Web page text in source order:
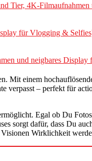
Tier, 4K-
für Vlogging &
und neigbares
Mit einem
verpasst – perfekt für
Egal ob Du
sorgt dafür, dass Du
Wirklichkeit